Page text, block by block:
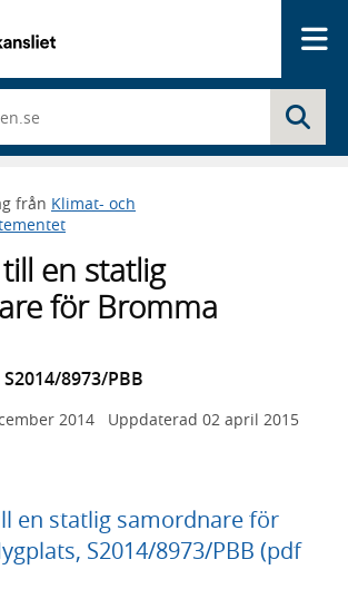
från Klimat- och
en statlig
för Bromma
8973/PBB
2014 Uppdaterad 02 april 2015
en statlig samordnare för
S2014/8973/PBB (pdf